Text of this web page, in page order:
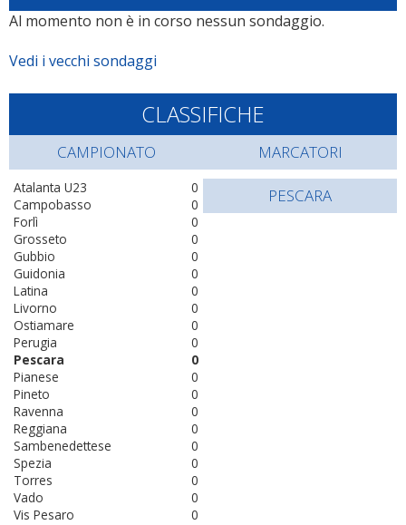
Al momento non è in corso nessun sondaggio.
Vedi i vecchi sondaggi
CLASSIFICHE
CAMPIONATO
0
Atalanta U23
0
Campobasso
0
Forlì
0
Grosseto
0
Gubbio
0
Guidonia
0
Latina
0
Livorno
0
Ostiamare
0
Perugia
0
Pescara
0
Pianese
0
Pineto
0
Ravenna
0
Reggiana
0
Sambenedettese
0
Spezia
0
Torres
0
Vado
0
Vis Pesaro
MARCATORI
PESCARA